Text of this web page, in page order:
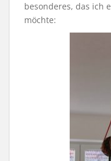
besonderes, das ich
möchte: